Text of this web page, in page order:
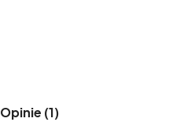
Opinie (1)